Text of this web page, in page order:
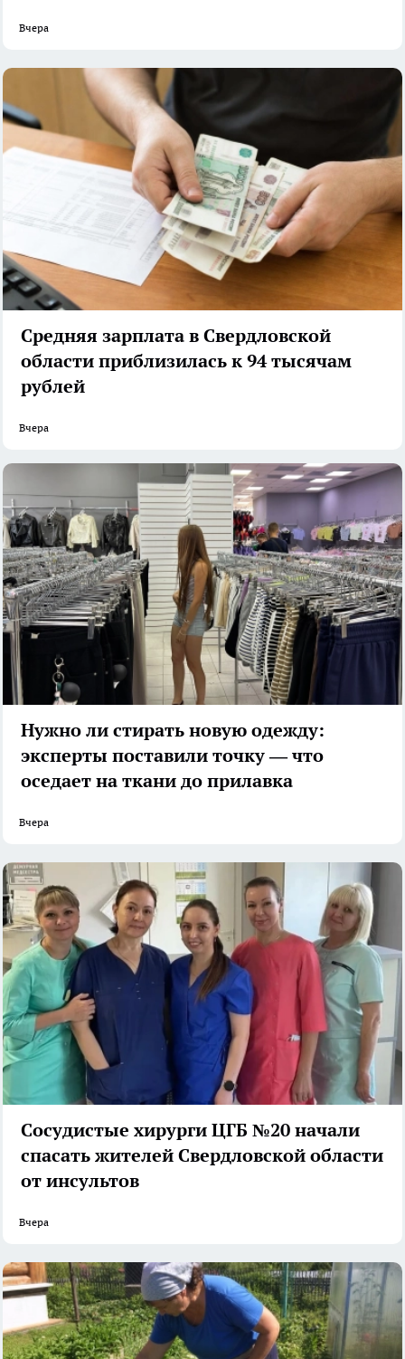
Вчера
Средняя зарплата в Свердловской
области приблизилась к 94 тысячам
рублей
Вчера
Нужно ли стирать новую одежду:
эксперты поставили точку — что
оседает на ткани до прилавка
Вчера
Сосудистые хирурги ЦГБ №20 начали
спасать жителей Свердловской области
от инсультов
Вчера